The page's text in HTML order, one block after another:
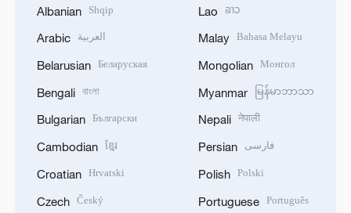
Albanian Shqip
Arabic العربية
Belarusian Беларуская
Bengali বাংলা
Bulgarian Български
Cambodian ខ្មែរ
Croatian Hrvatski
Czech Český
Lao ລາວ
Malay Bahasa Melayu
Mongolian Монгол
Myanmar မြန်မာဘာသာ
Nepali नेपाली
Persian فارسی
Polish Polski
Portuguese Português